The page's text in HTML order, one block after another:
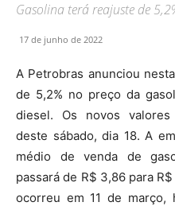
Gasolina terá reajuste de
17 de junho de 2022
A Petrobras anunciou
de 5,2% no preço da
diesel. Os novos
deste sábado, dia 18. A
médio de venda de
passará de R$ 3,86 para
ocorreu em 11 de